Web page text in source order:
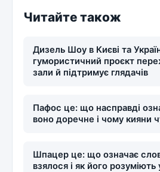
Читайте також
Дизель Шоу в Києві та
гумористичний проєкт
зали й підтримує глядачів
Пафос це: що насправді
воно доречне і чому кияни
Шпацер це: що означає
взялося і як його розуміють